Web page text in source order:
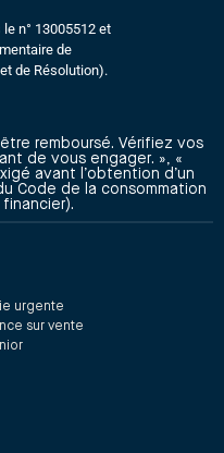
n° 13005512 et
de
de Résolution).
remboursé. Vérifiez vos
de vous engager. », «
avant l’obtention d’un
Code de la consommation
urgente
sur vente